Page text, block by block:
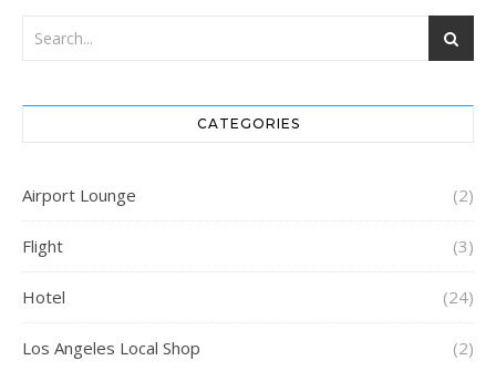
CATEGORIES
Airport Lounge (2)
Flight (3)
Hotel (24)
Los Angeles Local Shop (2)